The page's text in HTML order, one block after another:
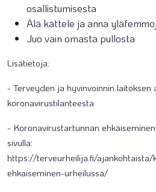
osallistumisesta
Älä kättele ja anna
Juo vain omasta pullosta
Lisätietoja:
- Terveyden ja hyvinvoinnin
koronavirustilanteesta
- Koronavirustartunnan
sivulla:
https://terveurheilija.fi/ajankohtaista/
ehkaiseminen-urheilussa/